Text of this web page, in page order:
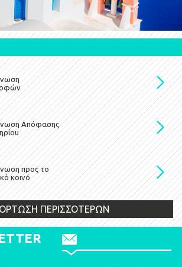
Απόφασης
προς το
κοινό
ΠΕΡΙΣΣΟΤΕΡΩΝ